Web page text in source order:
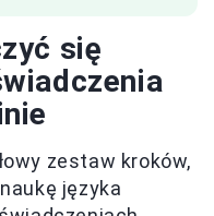
się
zestaw kroków,
języka